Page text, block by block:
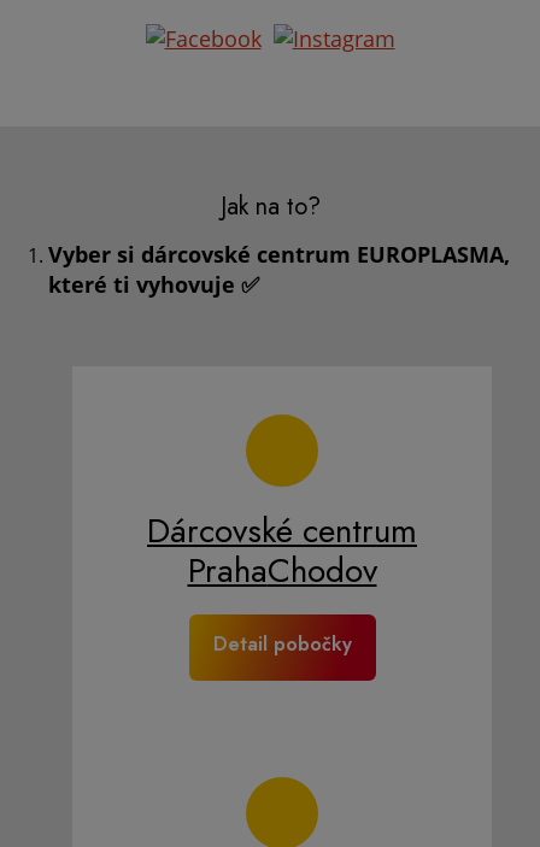
Jak na to?
Vyber si dárcovské centrum EUROPLASMA,
které ti vyhovuje ✅
Dárcovské centrum
PrahaChodov
Detail pobočky